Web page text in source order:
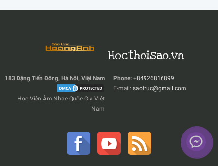
Hocthoisao.vn
Phone: +84926816899
E-mail: saotruc@gmail.com
183 Đặng Tiến Đông, Hà Nội, Việt Nam
Học Viện Âm Nhạc Quốc Gia Việt
Nam